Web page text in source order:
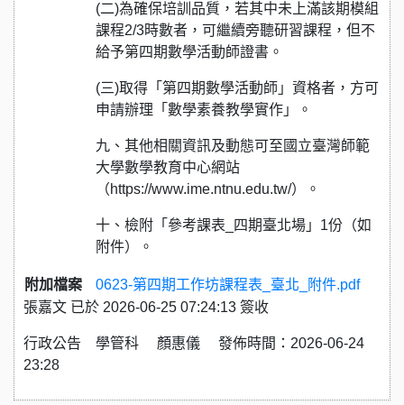
(二)為確保培訓品質，若其中未上滿該期模組
課程2/3時數者，可繼續旁聽研習課程，但不
給予第四期數學活動師證書。
(三)取得「第四期數學活動師」資格者，方可
申請辦理「數學素養教學實作」。
九、其他相關資訊及動態可至國立臺灣師範
大學數學教育中心網站
（https://www.ime.ntnu.edu.tw/）。
十、檢附「參考課表_四期臺北場」1份（如
附件）。
附加檔案
0623-第四期工作坊課程表_臺北_附件.pdf
張嘉文 已於 2026-06-25 07:24:13 簽收
行政公告 學管科 顏惠儀 發佈時間：2026-06-24
23:28